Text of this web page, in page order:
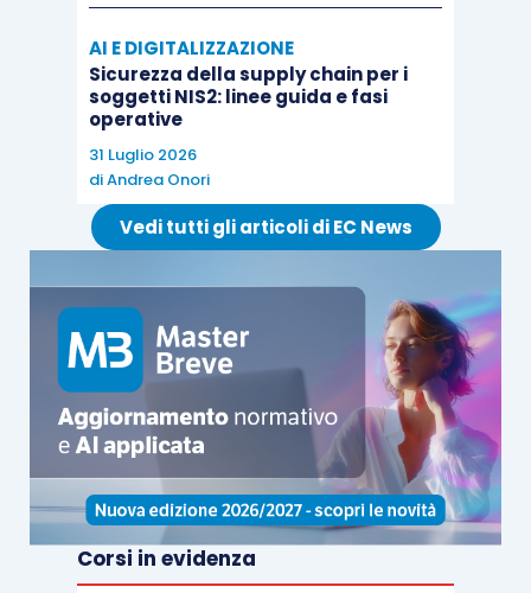
applicazione dell’Ifrs 16, anche se il ROU fosse
iscritto in misura pari alla passività finanziaria,
perevitare il regime transitorio
evitare un doppio binario) e tutte le sue
complicazioni,si dovrebbe comunque passare
per il “riallineamento”exarticolo 15 D.L.
assolutamente auspicabile poter evitare.
AI E DIGITALIZZAZIONE
Sicurezza della supply chain per i
soggetti NIS2: linee guida e fasi
operative
31 Luglio 2026
diAndrea Onori
Vedi tutti gli articoli di EC News
Corsi in evidenza